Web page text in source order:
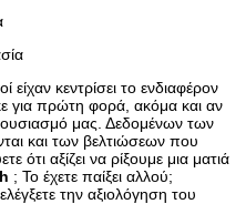
είχαν κεντρίσει το ενδιαφέρον
για πρώτη φορά, ακόμα και αν
μας. Δεδομένων των
και των βελτιώσεων που
ότι αξίζει να ρίξουμε μια ματιά
; Το έχετε παίξει αλλού;
την αξιολόγηση του